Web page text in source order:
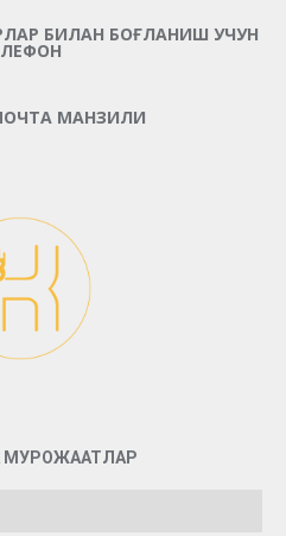
БИЛАН БОҒЛАНИШ УЧУН
МАНЗИЛИ
МУРОЖААТЛАР